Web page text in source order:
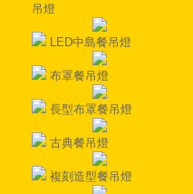
吊燈
LED中島餐吊燈
布罩餐吊燈
長型布罩餐吊燈
古典餐吊燈
複刻造型餐吊燈